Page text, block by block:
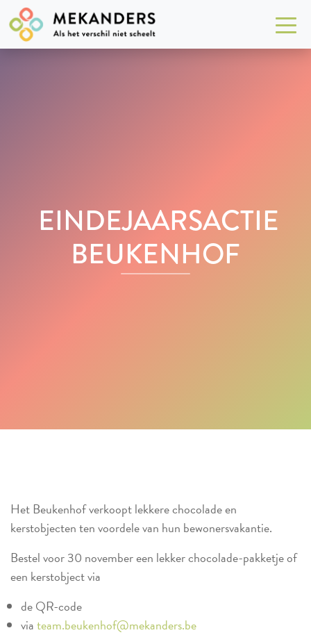
EINDEJAARSACTIE
BEUKENHOF
Het Beukenhof verkoopt lekkere chocolade en
kerstobjecten ten voordele van hun bewonersvakantie.
Bestel voor 30 november een lekker chocolade-pakketje of
een kerstobject via
de QR-code
viateam.beukenhof@mekanders.be